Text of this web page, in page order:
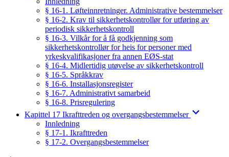
§ 16-1. Løfteinnretninger. Administrative bestemmelser
§ 16-2. Krav til sikkerhetskontrollør for utføring av
periodisk sikkerhetskontroll
§ 16-3. Vilkår for å få godkjenning som
sikkerhetskontrollør for heis for personer med
yrkeskvalifikasjoner fra annen EØS-stat
§ 16-4. Midlertidig utøvelse av sikkerhetskontroll
§ 16-5. Språkkrav
§ 16-6. Installasjonsregister
§ 16-7. Administrativt samarbeid
§ 16-8. Prisregulering
Kapittel 17 Ikrafttreden og overgangsbestemmelser
Innledning
§ 17-1. Ikrafttreden
§ 17-2. Overgangsbestemmelser